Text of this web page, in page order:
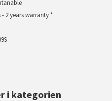
- 2 years warranty *
i kategorien